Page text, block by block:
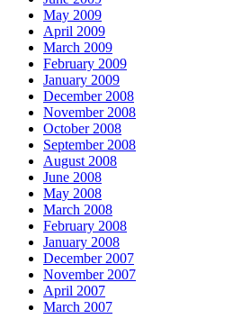
May 2009
April 2009
March 2009
February 2009
January 2009
December 2008
November 2008
October 2008
September 2008
August 2008
June 2008
May 2008
March 2008
February 2008
January 2008
December 2007
November 2007
April 2007
March 2007